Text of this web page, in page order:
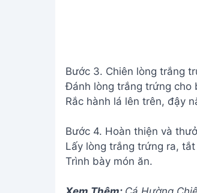
Bước 3. Chiên lòng trắng
Đánh lòng trắng trứng cho
Rắc hành lá lên trên, đậy
Bước 4. Hoàn thiện và
Lấy lòng trắng trứng ra,
Trình bày món ăn.